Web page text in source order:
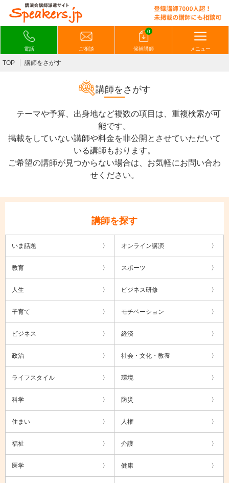
電話 ご相談
0
候補講師 メニュー
TOP 講師をさがす
講師をさがす
テーマや予算、出身地など複数の項目は、重複検索が可
能です。
掲載をしていない講師や料金を非公開とさせていただいて
いる講師もおります。
ご希望の講師が見つからない場合は、お気軽にお問い合わ
せください。
講師を探す
いま話題 オンライン講演
教育 スポーツ
人生 ビジネス研修
子育て モチベーション
ビジネス 経済
政治 社会・文化・教養
ライフスタイル 環境
科学 防災
住まい 人権
福祉 介護
医学 健康